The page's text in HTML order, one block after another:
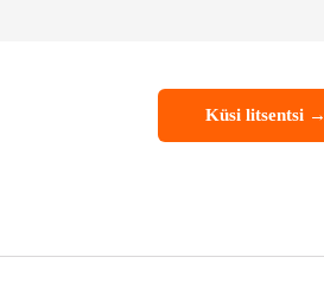
Küsi litsentsi →